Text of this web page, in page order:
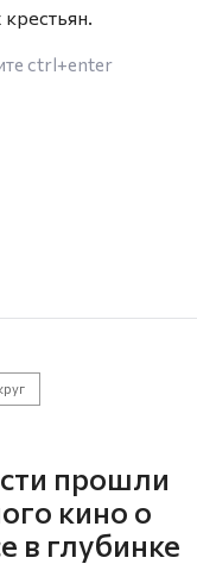
ctrl+enter
прошли
кино о
в глубинке